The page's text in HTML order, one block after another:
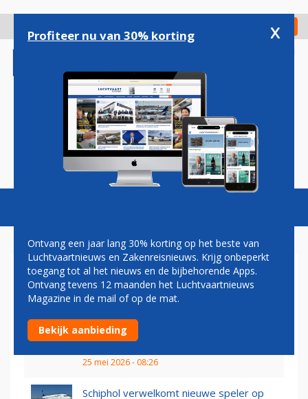
gaan
Check in
Magazine Podcasts Vacatures
AIRLINES
Singapore Airlines gaat vaker vliegen op
Schiphol: grote...
25 mei 2026 - 08:26
Schiphol verwelkomt nieuwe speler op
Profiteer nu van 30% korting x
Ontvang een jaar lang 30% korting op het beste van
Luchtvaartnieuws en Zakenreisnieuws. Krijg onbeperkt
toegang tot al het nieuws en de bijbehorende Apps.
Ontvang tevens 12 maanden het Luchtvaartnieuws
Magazine in de mail of op de mat.
Bekijk aanbieding